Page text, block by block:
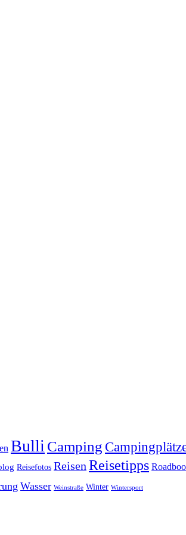
BulliCamping
Reisefotos ReisenReisetipps
Wasser Weinstraße Winter Wintersport